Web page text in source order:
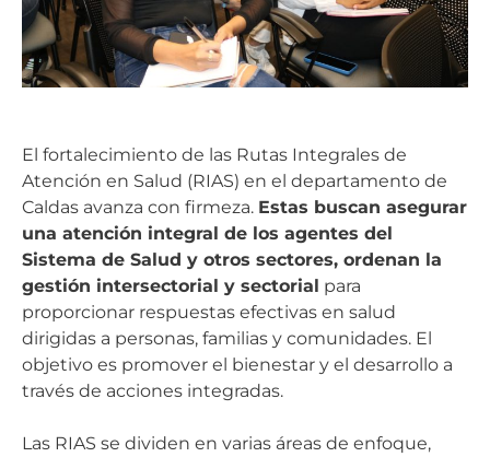
El fortalecimiento de las Rutas Integrales de
Atención en Salud (RIAS) en el departamento de
Caldas avanza con firmeza. Estas buscan asegurar
una atención integral de los agentes del
Sistema de Salud y otros sectores, ordenan la
gestión intersectorial y sectorial para
proporcionar respuestas efectivas en salud
dirigidas a personas, familias y comunidades. El
objetivo es promover el bienestar y el desarrollo a
través de acciones integradas.
Las RIAS se dividen en varias áreas de enfoque,